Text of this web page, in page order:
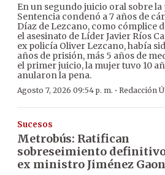
En un segundo juicio oral sobre la
Sentencia condenó a 7 años de
Díaz de Lezcano, como cómplice
el asesinato de Líder Javier Ríos
ex policía Oliver Lezcano, había
años de prisión, más 5 años de
el primer juicio, la mujer tuvo 10
anularon la pena.
Agosto 7, 2026 09:54 p. m. · Redacción
Sucesos
Metrobús: Ratifican
sobreseimiento
ex ministro Jiménez